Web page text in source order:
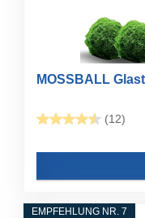
MOSSBALL
(12)
EMPFEHLUNG NR. 7